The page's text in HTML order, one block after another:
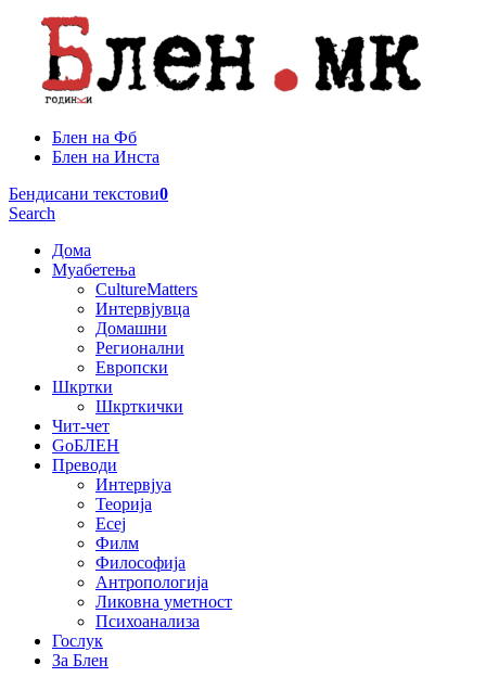
Блен на Фб
Блен на Инста
Бендисани текстови0
Search
Дома
Муабетења
CultureMatters
Интервјувца
Домашни
Регионални
Европски
Шкртки
Шкрткички
Чит-чет
GoБЛЕН
Преводи
Интервјуа
Теорија
Есеј
Филм
Философија
Антропологија
Ликовна уметност
Психоанализа
Гослук
За Блен